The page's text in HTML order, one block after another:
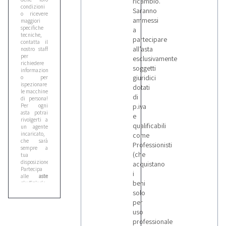
condizioni
o ricevere
maggiori
specifiche
tecniche,
contatta il
nostro staff
per
richiedere
informazioni
o per
ispezionare
le macchine
di persona!
Per ogni
asta potrai
rivolgerti a
un agente
incaricato,
che sarà
sempre a
tua
disposizione.
Partecipa
alle aste
giudiziarie
facilee
Saranno
ammessi
a
partecipare
all’asta
esclusivamente
soggetti
giuridici
dotati
di
p.iva
e
qualificabili
come
Professionisti
(che
acquistano
i
beni
solo
per
uso
professionale